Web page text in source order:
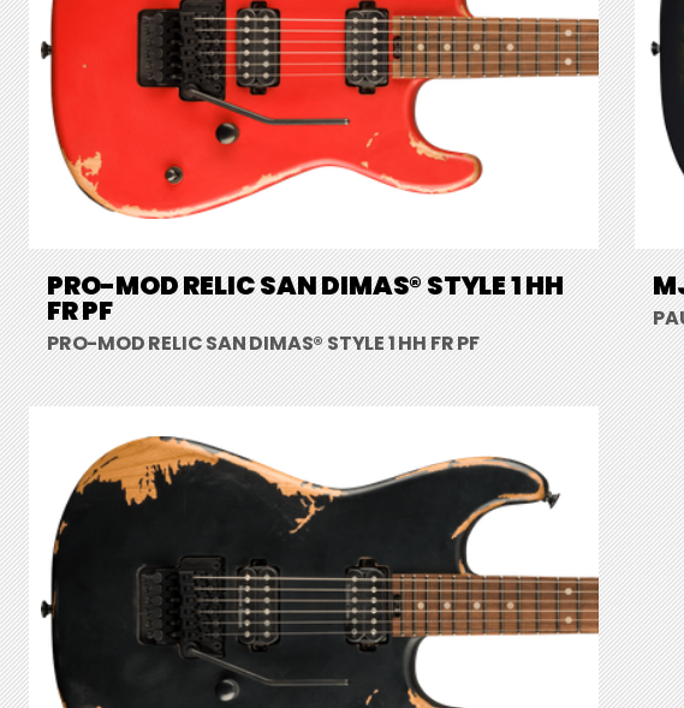
PRO-MOD RELIC SAN DIMAS® STYLE 1 HH
FR PF
PRO-MOD RELIC SAN DIMAS® STYLE 1 HH FR PF